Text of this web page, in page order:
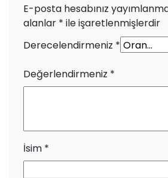
E-posta hesabınız
alanlar * ile işaretlenmişlerdir
Derecelendirmeniz *
Değerlendirmeniz *
İsim *